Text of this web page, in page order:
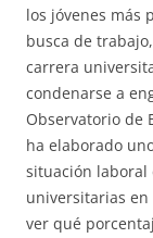
los jóvenes más
busca de
carrera
condenarse a
Observatorio de
ha elaborado
situación laboral
universitarias en
ver qué